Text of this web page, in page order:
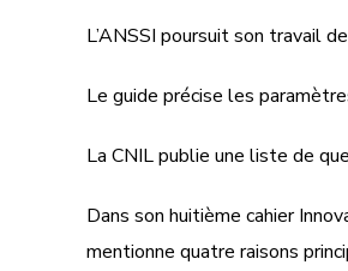
L’ANSSI poursuit son travail
Le guide précise les
La CNIL publie une liste de
Dans son huitième cahier
mentionne quatre raisons